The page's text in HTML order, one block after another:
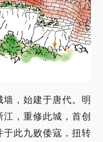
，始建于唐代。明
，重修此城，首创
于此九败倭寇，扭转